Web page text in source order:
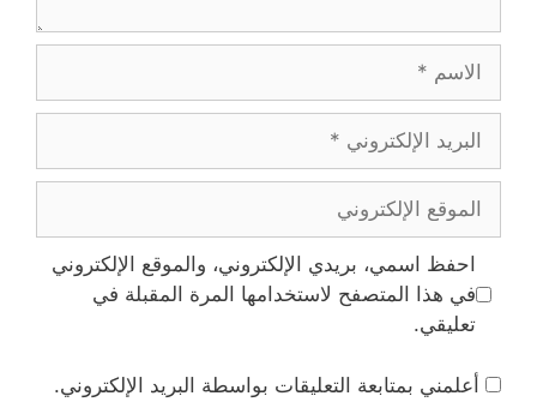
الاسم
البريد
الإلكتروني
الموقع
الإلكتروني
احفظ اسمي، بريدي الإلكتروني، والموقع الإلكتروني
في هذا المتصفح لاستخدامها المرة المقبلة في
تعليقي.
أعلمني بمتابعة التعليقات بواسطة البريد الإلكتروني.